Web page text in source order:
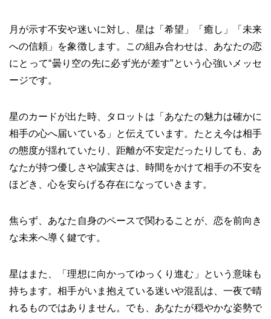
月が示す不安や迷いに対し、星は「希望」「癒し」「未来
への信頼」を象徴します。この組み合わせは、あなたの恋
にとって“曇り空の先に必ず光が差す”という心強いメッセ
ージです。
星のカードが出た時、タロットは「あなたの魅力は確かに
相手の心へ届いている」と伝えています。たとえ今は相手
の態度が揺れていたり、距離が不安定だったりしても、あ
なたが持つ優しさや誠実さは、時間をかけて相手の不安を
ほどき、心を安らげる存在になっていきます。
焦らず、あなた自身のペースで関わることが、恋を前向き
な未来へ導く鍵です。
星はまた、「理想に向かってゆっくり進む」という意味も
持ちます。相手がいま抱えている迷いや混乱は、一夜で晴
れるものではありません。でも、あなたが穏やかな姿勢で